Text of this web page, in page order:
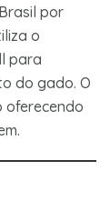
por
o
para
do gado. O
oferecendo